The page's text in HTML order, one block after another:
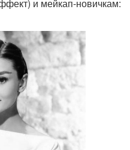
и мейкап-новичкам: